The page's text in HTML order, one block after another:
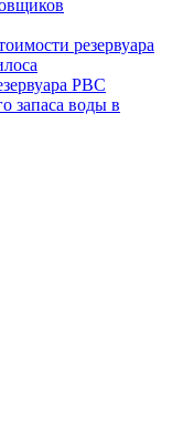
резервуара
РВС
запаса воды в